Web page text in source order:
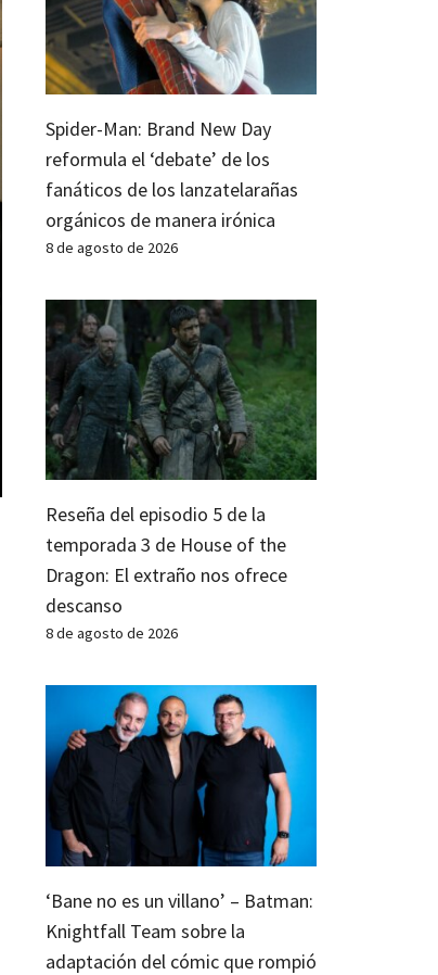
Spider-Man: Brand New Day
reformula el ‘debate’ de los
fanáticos de los lanzatelarañas
orgánicos de manera irónica
8 de agosto de 2026
Reseña del episodio 5 de la
temporada 3 de House of the
Dragon: El extraño nos ofrece
descanso
8 de agosto de 2026
‘Bane no es un villano’ – Batman:
Knightfall Team sobre la
adaptación del cómic que rompió